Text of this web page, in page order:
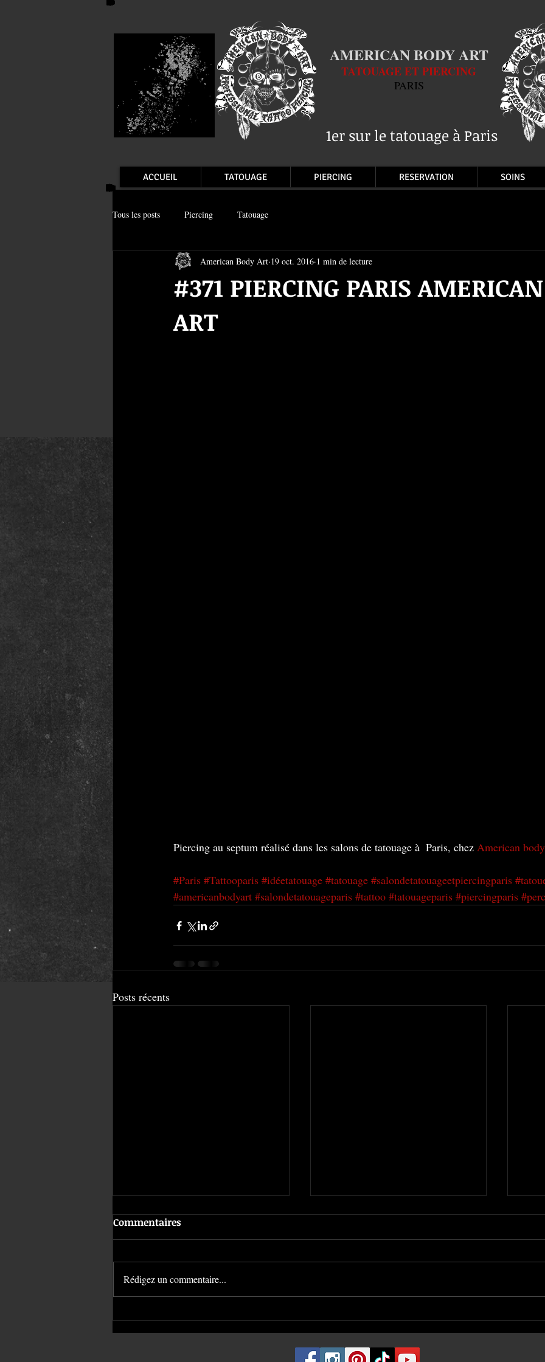
AMERICAN BODY ART
TATOUAGE ET PIERCING
PARIS
1er sur le tatouage à Paris
ACCUEIL TATOUAGE PIERCING RESERVATION SOINS
Tous les posts Piercing Tatouage
#371 PIERCING PARIS
ART
American Body Art 19 oct. 2016 1 min de lecture
Piercing au septum réalisé dans les salons de tatouage à  Paris, chez American
#Paris #Tattooparis #idéetatouage #tatouage #salondetatouageetpiercingparis
#americanbodyart #salondetatouageparis #tattoo #tatouageparis #piercingparis
Posts récents
American Body Art #1475
American Body Art #1474
Commentaires
Rédigez un commentaire...